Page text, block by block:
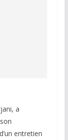
a
entretien